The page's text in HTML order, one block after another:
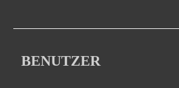
BENUTZER